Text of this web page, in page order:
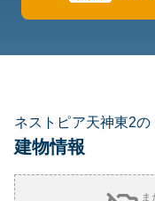
ネストピア天神東2の
建物情報
ま